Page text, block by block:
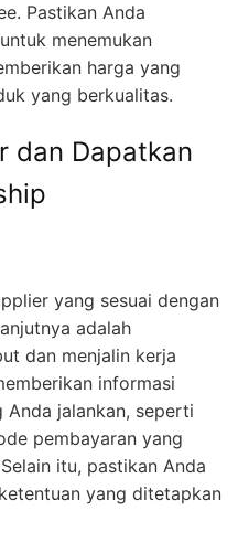
Pastikan Anda
menemukan
harga yang
yang berkualitas.
dan Dapatkan
yang sesuai dengan
adalah
dan menjalin kerja
informasi
jalankan, seperti
pembayaran yang
itu, pastikan Anda
yang ditetapkan